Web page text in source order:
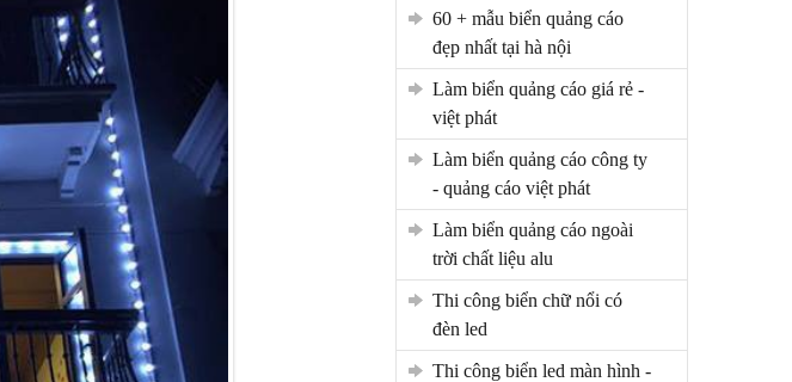
60 + mẫu biển quảng cáo
đẹp nhất tại hà nội
làm biển quảng cáo giá rẻ -
việt phát
làm biển quảng cáo công ty
- quảng cáo việt phát
làm biển quảng cáo ngoài
trời chất liệu alu
thi công biển chữ nổi có
đèn led
thi công biển led màn hình -